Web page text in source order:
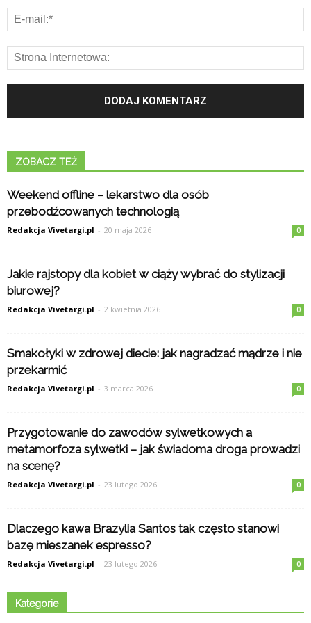
ZOBACZ TEŻ
Weekend offline – lekarstwo dla osób
przebodźcowanych technologią
Redakcja Vivetargi.pl - 20 maja 2026 0
Jakie rajstopy dla kobiet w ciąży wybrać do stylizacji
biurowej?
Redakcja Vivetargi.pl - 2 kwietnia 2026 0
Smakołyki w zdrowej diecie: jak nagradzać mądrze i nie
przekarmić
Redakcja Vivetargi.pl - 3 marca 2026 0
Przygotowanie do zawodów sylwetkowych a
metamorfoza sylwetki – jak świadoma droga prowadzi
na scenę?
Redakcja Vivetargi.pl - 23 lutego 2026 0
Dlaczego kawa Brazylia Santos tak często stanowi
bazę mieszanek espresso?
Redakcja Vivetargi.pl - 23 lutego 2026 0
Kategorie